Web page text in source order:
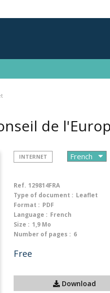
de
INTERNET
Ref. 129814FRA
Type of document : Leaflet
Format : PDF
Language : French
Size : 1,9 Mo
Number of pages : 6
Free
Download